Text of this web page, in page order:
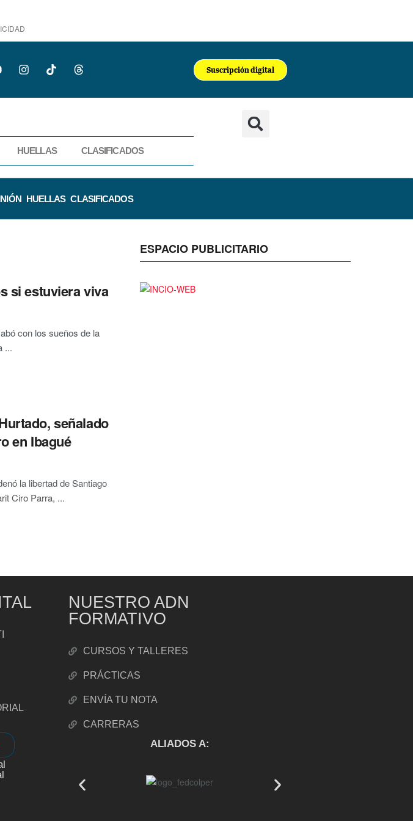
Suscripción digital
HUELLAS CLASIFICADOS
HUELLAS CLASIFICADOS
si estuviera viva
con los sueños de la
...
señalado
en Ibagué
la libertad de Santiago
Ciro Parra, ...
ESPACIO PUBLICITARIO
NUESTRO ADN
FORMATIVO
CURSOS Y TALLERES
PRÁCTICAS
ENVÍA TU NOTA
CARRERAS
ALIADOS A: